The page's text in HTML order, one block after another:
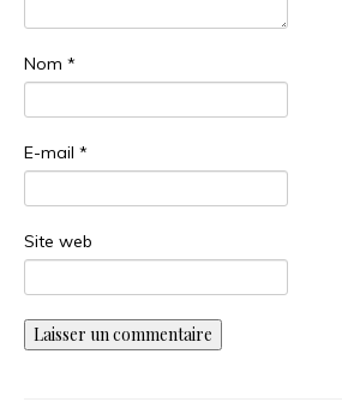
Nom *
E-mail *
Site web